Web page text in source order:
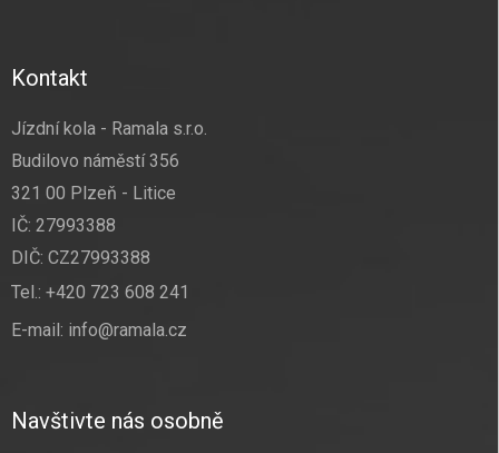
Kontakt
Jízdní kola - Ramala s.r.o.
Budilovo náměstí 356
321 00 Plzeň - Litice
IČ: 27993388
DIČ: CZ27993388
Tel.: +420 723 608 241
E-mail: info@ramala.cz
Navštivte nás osobně